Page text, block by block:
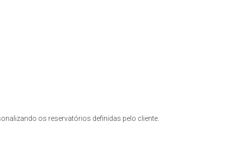
os reservatórios definidas pelo cliente.